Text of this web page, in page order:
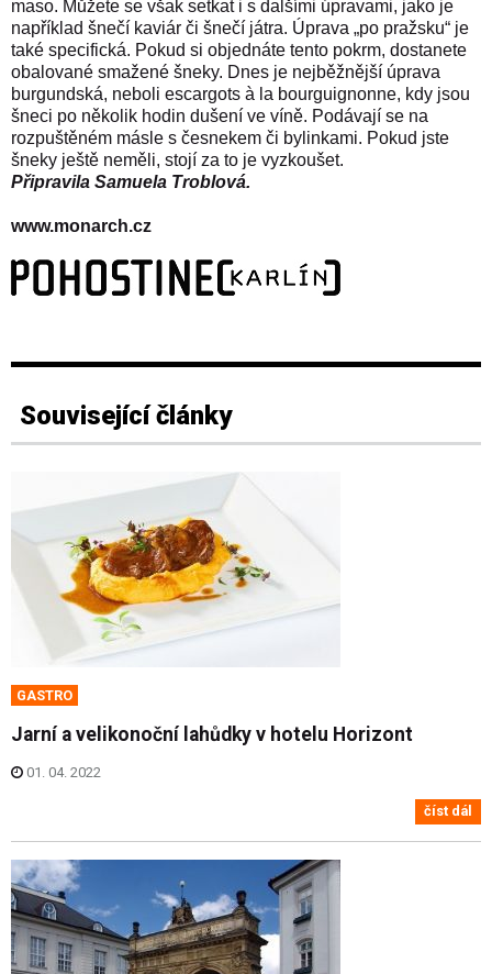
maso. Můžete se však setkat i s dalšími úpravami, jako je
například šnečí kaviár či šnečí játra. Úprava „po pražsku“ je
také specifická. Pokud si objednáte tento pokrm, dostanete
obalované smažené šneky. Dnes je nejběžnější úprava
burgundská, neboli escargots à la bourguignonne, kdy jsou
šneci po několik hodin dušení ve víně. Podávají se na
rozpuštěném másle s česnekem či bylinkami. Pokud jste
šneky ještě neměli, stojí za to je vyzkoušet.
Připravila Samuela Troblová.
www.monarch.cz
Související články
GASTRO
Jarní a velikonoční lahůdky v hotelu Horizont
01. 04. 2022
číst dál